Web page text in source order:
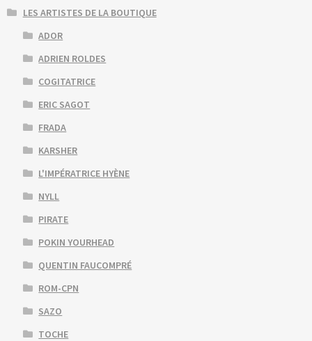
LES ARTISTES DE LA BOUTIQUE
ADOR
ADRIEN ROLDES
COGITATRICE
ERIC SAGOT
FRADA
KARSHER
L'IMPÉRATRICE HYÈNE
NYLL
PIRATE
POKIN YOURHEAD
QUENTIN FAUCOMPRÉ
ROM-CPN
SAZO
TOCHE